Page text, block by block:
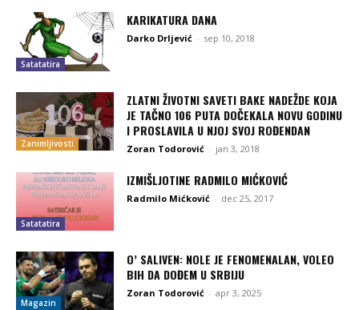
Satatatira
KARIKATURA DANA
Darko Drljević - sep 10, 2018
Zanimljivosti
ZLATNI ŽIVOTNI SAVETI BAKE NADEŽDE KOJA
JE TAČNO 106 PUTA DOČEKALA NOVU GODINU
I PROSLAVILA U NJOJ SVOJ ROĐENDAN
Zoran Todorović - jan 3, 2018
Satatatira
IZMIŠLJOTINE RADMILO MIĆKOVIĆ
Radmilo Mićković - dec 25, 2017
Magazin
O’ SALIVEN: NOLE JE FENOMENALAN, VOLEO
BIH DA DOĐEM U SRBIJU
Zoran Todorović - apr 3, 2025